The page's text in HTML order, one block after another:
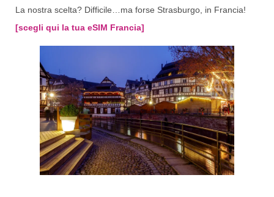
La nostra scelta? Difficile…ma forse Strasburgo, in Francia!
[scegli qui la tua eSIM Francia]